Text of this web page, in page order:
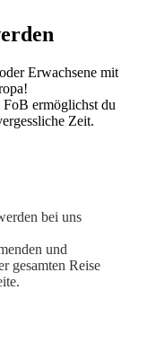
Erwachsene mit
ermöglichst du
Zeit.
bei uns
und
gesamten Reise